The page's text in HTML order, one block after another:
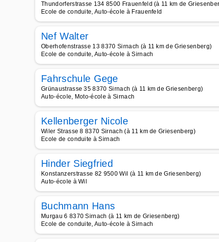
Thundorferstrasse 134 8500 Frauenfeld (à 11 km de
Ecole de conduite, Auto-école à Frauenfeld
Nef Walter
Oberhofenstrasse 13 8370 Sirnach (à 11 km de Griesenberg)
Ecole de conduite, Auto-école à Sirnach
Fahrschule Gege
Grünaustrasse 35 8370 Sirnach (à 11 km de Griesenberg)
Auto-école, Moto-école à Sirnach
Kellenberger Nicole
Wiler Strasse 8 8370 Sirnach (à 11 km de Griesenberg)
Ecole de conduite à Sirnach
Hinder Siegfried
Konstanzerstrasse 82 9500 Wil (à 11 km de Griesenberg)
Auto-école à Wil
Buchmann Hans
Murgau 6 8370 Sirnach (à 11 km de Griesenberg)
Ecole de conduite, Auto-école à Sirnach